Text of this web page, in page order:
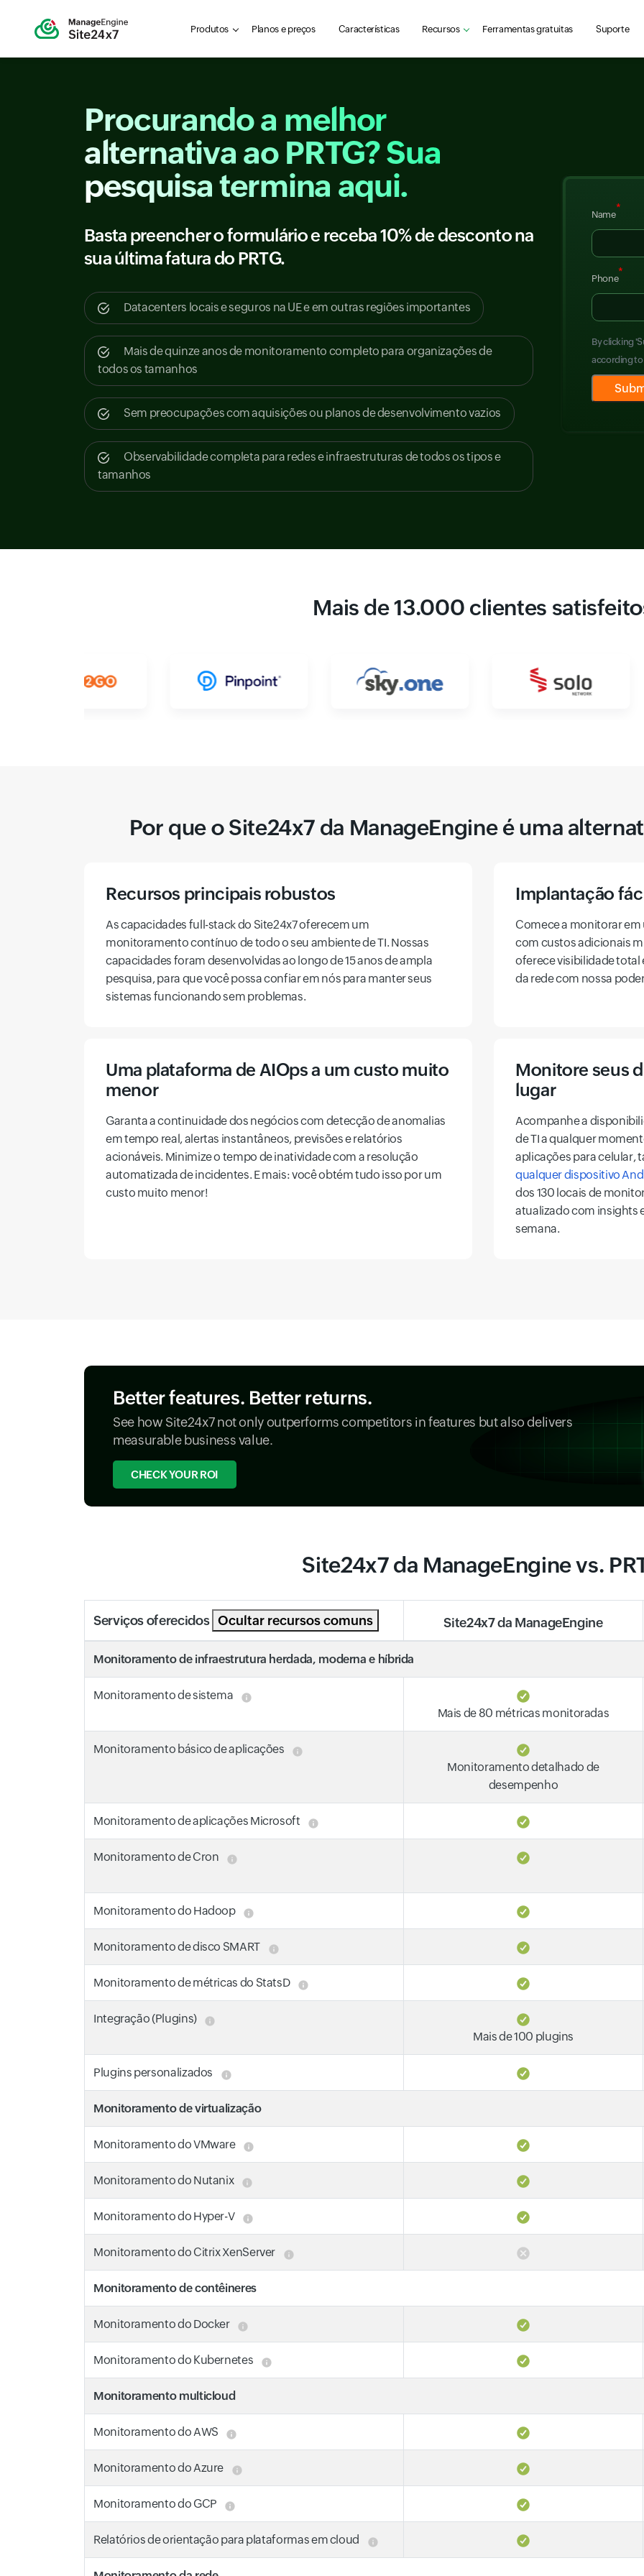
Produtos Planos e preços Características Recursos Ferramentas gratuitas Suporte
Procurando a melhor
alternativa ao PRTG? Sua
pesquisa termina aqui.
Basta preencher o formulário e receba 10% de desconto na
sua última fatura do PRTG.
Datacenters locais e seguros na UE e em outras regiões importantes
Mais de quinze anos de monitoramento completo para organizações de
todos os tamanhos
Sem preocupações com aquisições ou planos de desenvolvimento vazios
Observabilidade completa para redes e infraestruturas de todos os tipos e
tamanhos
Name*
Phone*
By clicking
according
Input field
Input field
Input field
Mais de 13.000 clientes
Por que o Site24x7 da ManageEngine é uma
Recursos principais robustos
As capacidades full-stack do Site24x7 oferecem um
monitoramento contínuo de todo o seu ambiente de TI. Nossas
capacidades foram desenvolvidas ao longo de 15 anos de ampla
pesquisa, para que você possa confiar em nós para manter seus
sistemas funcionando sem problemas.
Implantação
Comece a monitorar
com custos adicionais
oferece visibilidade
da rede com nossa
Uma plataforma de AIOps a um custo muito
menor
Garanta a continuidade dos negócios com detecção de anomalias
em tempo real, alertas instantâneos, previsões e relatórios
acionáveis. Minimize o tempo de inatividade com a resolução
automatizada de incidentes. E mais: você obtém tudo isso por um
custo muito menor!
Monitore seus
lugar
Acompanhe a
de TI a qualquer
aplicações para celular,
qualquer dispositivo
dos 130 locais de
atualizado com insights
semana.
Better features. Better returns.
See how Site24x7 not only outperforms competitors in features but also delivers
measurable business value.
CHECK YOUR ROI
Site24x7 da ManageEngine vs.
Serviços oferecidos Ocultar recursos comuns Site24x7 da ManageEngine
Monitoramento de infraestrutura herdada, moderna e híbrida
Monitoramento de sistema
Mais de 80 métricas monitoradas
Monitoramento básico de aplicações
Monitoramento detalhado de
desempenho
Monitoramento de aplicações Microsoft
Monitoramento de Cron
Monitoramento do Hadoop
Monitoramento de disco SMART
Monitoramento de métricas do StatsD
Integração (Plugins)
Mais de 100 plugins
Plugins personalizados
Monitoramento de virtualização
Monitoramento do VMware
Monitoramento do Nutanix
Monitoramento do Hyper-V
Monitoramento do Citrix XenServer
Monitoramento de contêineres
Monitoramento do Docker
Monitoramento do Kubernetes
Monitoramento multicloud
Monitoramento do AWS
Monitoramento do Azure
Monitoramento do GCP
Relatórios de orientação para plataformas em cloud